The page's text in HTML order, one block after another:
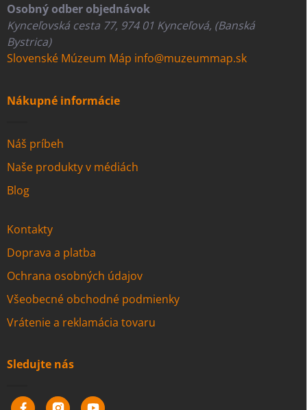
Osobný odber objednávok
Kynceľovská cesta 77, 974 01 Kynceľová, (Banská
Bystrica)
Slovenské Múzeum Máp info@muzeummap.sk
Nákupné informácie
Náš príbeh
Naše produkty v médiách
Blog
Kontakty
Doprava a platba
Ochrana osobných údajov
Všeobecné obchodné podmienky
Vrátenie a reklamácia tovaru
Sledujte nás